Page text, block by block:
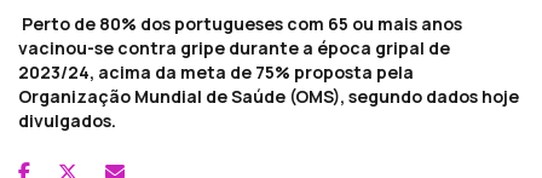
Perto de 80% dos portugueses com 65 ou mais anos
vacinou-se contra gripe durante a época gripal de
2023/24, acima da meta de 75% proposta pela
Organização Mundial de Saúde (OMS), segundo dados hoje
divulgados.